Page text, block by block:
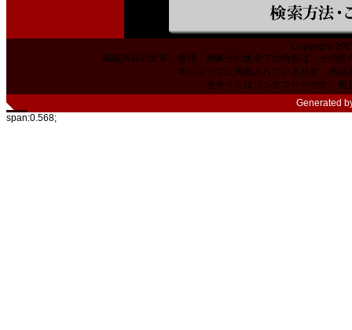
Copyright
掲載内容の文章・価格・画像その他全ての情報は、その
本ショップに掲載されている社名、商
当サイトはリンクフリーです。相
Generated
span:0.568;